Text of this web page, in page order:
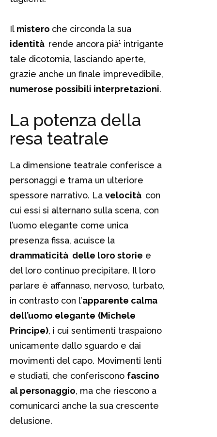
Il mistero che circonda la sua
identità rende ancora pià¹ intrigante
tale dicotomia, lasciando aperte,
grazie anche un finale imprevedibile,
numerose possibili interpretazioni.
La potenza della
resa teatrale
La dimensione teatrale conferisce a
personaggi e trama un ulteriore
spessore narrativo. La velocità con
cui essi si alternano sulla scena, con
l’uomo elegante come unica
presenza fissa, acuisce la
drammaticità delle loro storie e
del loro continuo precipitare. Il loro
parlare è affannaso, nervoso, turbato,
in contrasto con l’apparente calma
dell’uomo elegante (Michele
Principe), i cui sentimenti traspaiono
unicamente dallo sguardo e dai
movimenti del capo. Movimenti lenti
e studiati, che conferiscono fascino
al personaggio, ma che riescono a
comunicarci anche la sua crescente
delusione.